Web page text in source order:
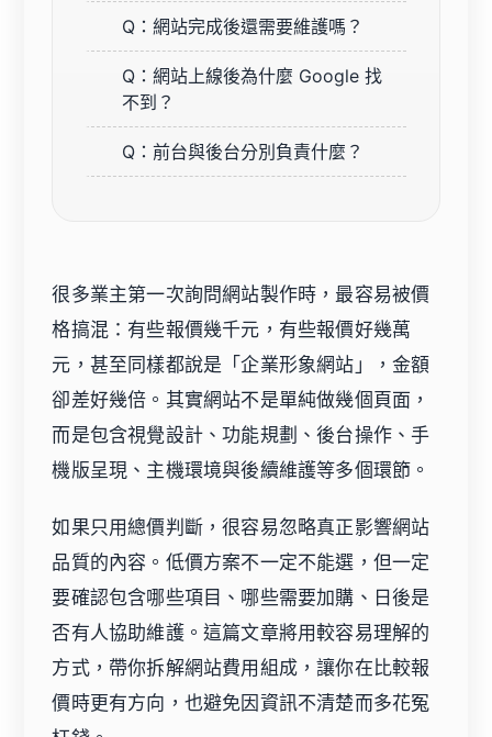
Q：網站完成後還需要維護嗎？
Q：網站上線後為什麼 Google 找
不到？
Q：前台與後台分別負責什麼？
很多業主第一次詢問網站製作時，最容易被價
格搞混：有些報價幾千元，有些報價好幾萬
元，甚至同樣都說是「企業形象網站」，金額
卻差好幾倍。其實網站不是單純做幾個頁面，
而是包含視覺設計、功能規劃、後台操作、手
機版呈現、主機環境與後續維護等多個環節。
如果只用總價判斷，很容易忽略真正影響網站
品質的內容。低價方案不一定不能選，但一定
要確認包含哪些項目、哪些需要加購、日後是
否有人協助維護。這篇文章將用較容易理解的
方式，帶你拆解網站費用組成，讓你在比較報
價時更有方向，也避免因資訊不清楚而多花冤